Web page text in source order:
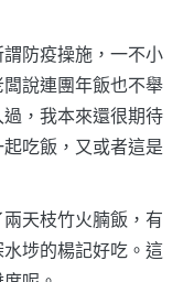
防疫操施，一不小
說連團年飯也不舉
，我本來還很期待
吃飯，又或者這是
天枝竹火腩飯，有
埗的楊記好吃。這